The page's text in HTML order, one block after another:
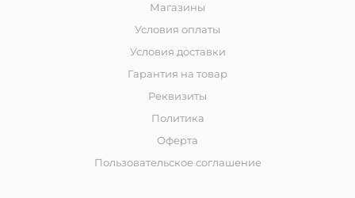
Магазины
Условия оплаты
Условия доставки
Гарантия на товар
Реквизиты
Политика
Оферта
Пользовательское соглашение